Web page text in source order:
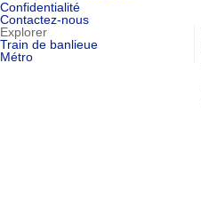
Confidentialité
Contactez-nous
Explorer
Train de banlieue
Métro